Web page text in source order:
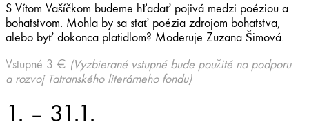
S Vítom Vašíčkom budeme hľadať pojivá medzi poéziou a
bohatstvom. Mohla by sa stať poézia zdrojom bohatstva,
alebo byť dokonca platidlom? Moderuje Zuzana Šimová.
Vstupné 3 € (Vyzbierané vstupné bude použité na podporu
a rozvoj Tatranského literárneho fondu)
1. – 31.1.